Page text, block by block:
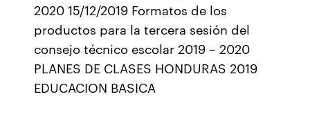
2020 15/12/2019 Formatos de los
productos para la tercera sesión del
consejo técnico escolar 2019 – 2020
PLANES DE CLASES HONDURAS 2019
EDUCACION BASICA